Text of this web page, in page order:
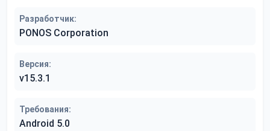
Разработчик:
PONOS Corporation
Версия:
v15.3.1
Требования:
Android 5.0